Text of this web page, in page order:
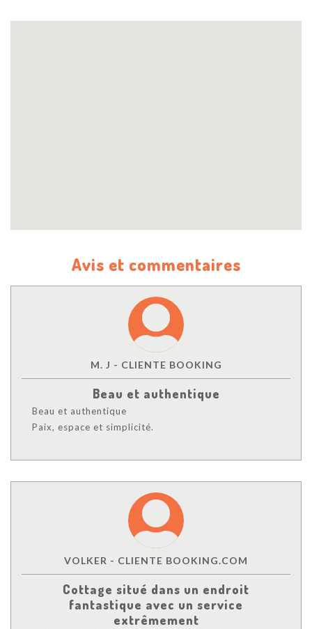
Avis et commentaires
M. J - CLIENTE BOOKING
Beau et authentique
Beau et authentique
Paix, espace et simplicité.
VOLKER - CLIENTE BOOKING.COM
Cottage situé dans un endroit
fantastique avec un service
extrêmement